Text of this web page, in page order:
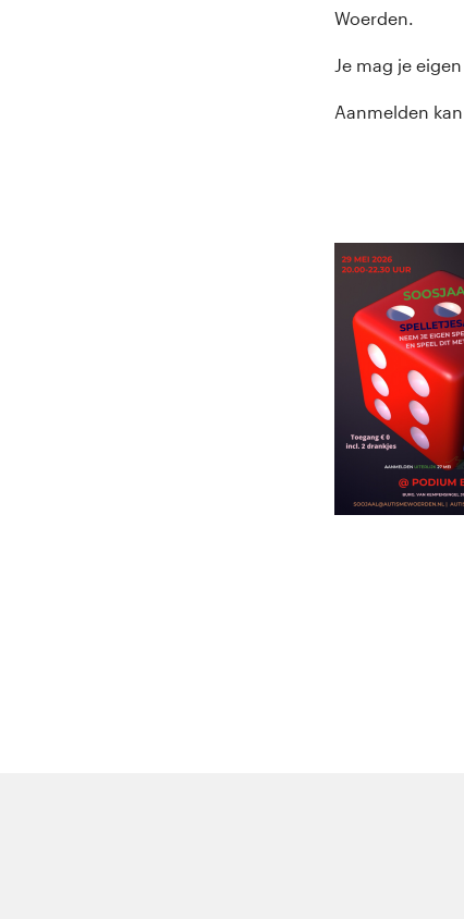
Woerden.
Je mag je
Aanmelden